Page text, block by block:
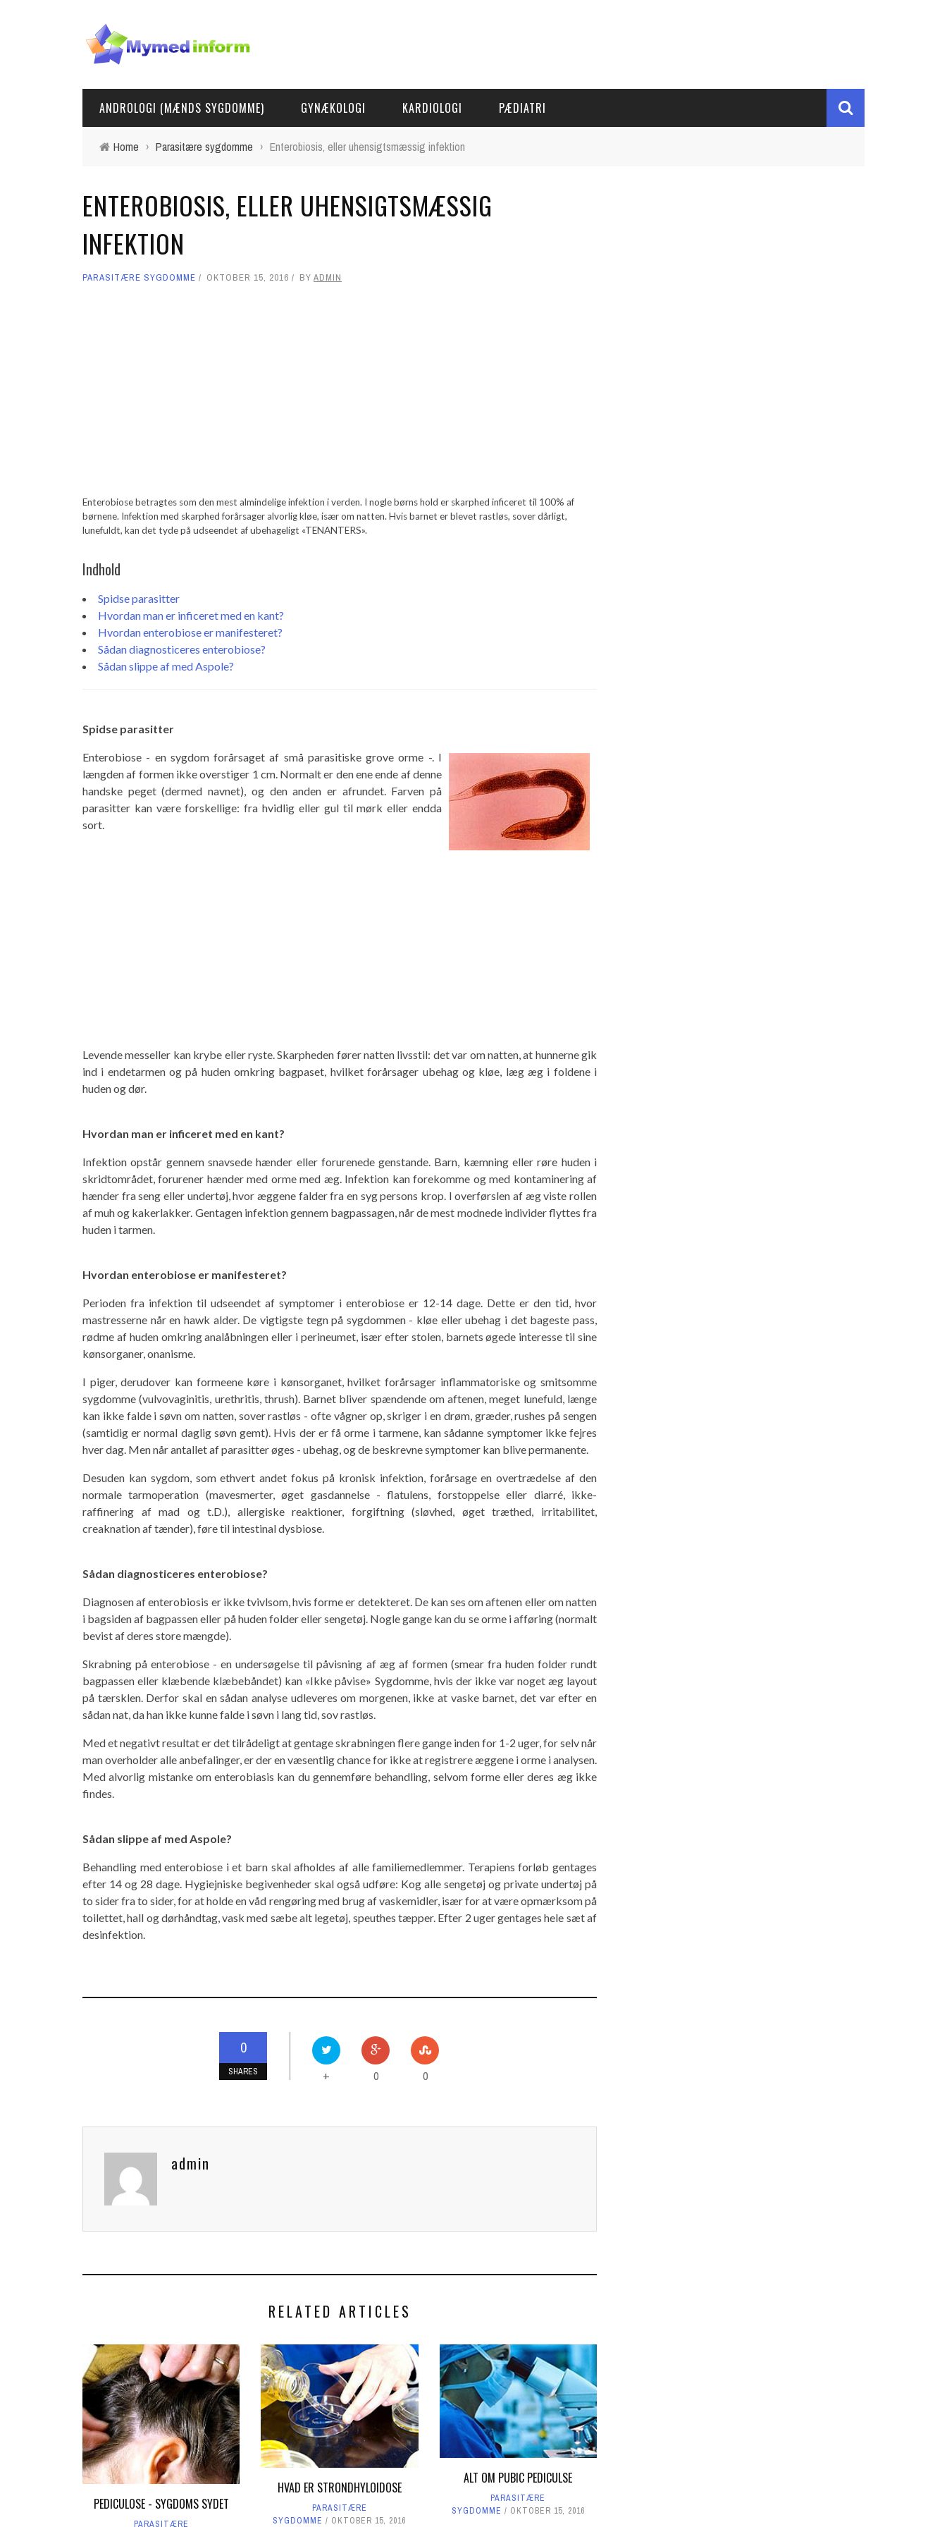
ANDROLOGI (MÆNDS SYGDOMME) GYNÆKOLOGI KARDIOLOGI PÆDIATRI
Home › Parasitære sygdomme › Enterobiosis, eller uhensigtsmæssig infektion
ENTEROBIOSIS, ELLER UHENSIGTSMÆSSIG
INFEKTION
PARASITÆRE SYGDOMME OKTOBER 15, 2016 BY ADMIN
Enterobiose betragtes som den mest almindelige infektion i verden. I nogle børns hold er skarphed inficeret til 100% af
børnene. Infektion med skarphed forårsager alvorlig kløe, især om natten. Hvis barnet er blevet rastløs, sover dårligt,
lunefuldt, kan det tyde på udseendet af ubehageligt «TENANTERS».
Indhold
Spidse parasitter
Hvordan man er inficeret med en kant?
Hvordan enterobiose er manifesteret?
Sådan diagnosticeres enterobiose?
Sådan slippe af med Aspole?
Spidse parasitter
Enterobiose - en sygdom forårsaget af små parasitiske grove orme -. I
længden af ​​formen ikke overstiger 1 cm. Normalt er den ene ende af denne
handske peget (dermed navnet), og den anden er afrundet. Farven på
parasitter kan være forskellige: fra hvidlig eller gul til mørk eller endda
sort.
Levende messeller kan krybe eller ryste. Skarpheden fører natten livsstil: det var om natten, at hunnerne gik
ind i endetarmen og på huden omkring bagpaset, hvilket forårsager ubehag og kløe, læg æg i foldene i
huden og dør.
Hvordan man er inficeret med en kant?
Infektion opstår gennem snavsede hænder eller forurenede genstande. Barn, kæmning eller røre huden i
skridtområdet, forurener hænder med orme med æg. Infektion kan forekomme og med kontaminering af
hænder fra seng eller undertøj, hvor æggene falder fra en syg persons krop. I overførslen af ​​æg viste rollen
af ​​muh og kakerlakker. Gentagen infektion gennem bagpassagen, når de mest modnede individer flyttes fra
huden i tarmen.
Hvordan enterobiose er manifesteret?
Perioden fra infektion til udseendet af symptomer i enterobiose er 12-14 dage. Dette er den tid, hvor
mastresserne når en hawk alder. De vigtigste tegn på sygdommen - kløe eller ubehag i det bageste pass,
rødme af huden omkring analåbningen eller i perineumet, især efter stolen, barnets øgede interesse til sine
kønsorganer, onanisme.
I piger, derudover kan formeene køre i kønsorganet, hvilket forårsager inflammatoriske og smitsomme
sygdomme (vulvovaginitis, urethritis, thrush). Barnet bliver spændende om aftenen, meget lunefuld, længe
kan ikke falde i søvn om natten, sover rastløs - ofte vågner op, skriger i en drøm, græder, rushes på sengen
(samtidig er normal daglig søvn gemt). Hvis der er få orme i tarmene, kan sådanne symptomer ikke fejres
hver dag. Men når antallet af parasitter øges - ubehag, og de beskrevne symptomer kan blive permanente.
Desuden kan sygdom, som ethvert andet fokus på kronisk infektion, forårsage en overtrædelse af den
normale tarmoperation (mavesmerter, øget gasdannelse - flatulens, forstoppelse eller diarré, ikke-
raffinering af mad og t.D.), allergiske reaktioner, forgiftning (sløvhed, øget træthed, irritabilitet,
creaknation af tænder), føre til intestinal dysbiose.
Sådan diagnosticeres enterobiose?
Diagnosen af ​​enterobiosis er ikke tvivlsom, hvis forme er detekteret. De kan ses om aftenen eller om natten
i bagsiden af ​​bagpassen eller på huden folder eller sengetøj. Nogle gange kan du se orme i afføring (normalt
bevist af deres store mængde).
Skrabning på enterobiose - en undersøgelse til påvisning af æg af formen (smear fra huden folder rundt
bagpassen eller klæbende klæbebåndet) kan «Ikke påvise» Sygdomme, hvis der ikke var noget æg layout
på tærsklen. Derfor skal en sådan analyse udleveres om morgenen, ikke at vaske barnet, det var efter en
sådan nat, da han ikke kunne falde i søvn i lang tid, sov rastløs.
Med et negativt resultat er det tilrådeligt at gentage skrabningen flere gange inden for 1-2 uger, for selv når
man overholder alle anbefalinger, er der en væsentlig chance for ikke at registrere æggene i orme i analysen.
Med alvorlig mistanke om enterobiasis kan du gennemføre behandling, selvom forme eller deres æg ikke
findes.
Sådan slippe af med Aspole?
Behandling med enterobiose i et barn skal afholdes af alle familiemedlemmer. Terapiens forløb gentages
efter 14 og 28 dage. Hygiejniske begivenheder skal også udføre: Kog alle sengetøj og private undertøj på
to sider fra to sider, for at holde en våd rengøring med brug af vaskemidler, især for at være opmærksom på
toilettet, hall og dørhåndtag, vask med sæbe alt legetøj, speuthes tæpper. Efter 2 uger gentages hele sæt af
desinfektion.
0
SHARES + 0 0
admin
RELATED ARTICLES
PEDICULOSE - SYGDOMS SYDET
PARASITÆRE
HVAD ER STRONDHYLOIDOSE
PARASITÆRE
SYGDOMME
OKTOBER 15, 2016
ALT OM PUBIC PEDICULSE
PARASITÆRE
SYGDOMME
OKTOBER 15, 2016